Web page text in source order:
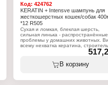
Код:424762
KERATIN + Intensve шампунь для
жесткошерстных кошек/собак
*12 R505
Сухая и ломкая, блеклая шерсть,
сильная линька - распространённые
проблемы у домашних животных.
всему нехватка кератина,
материала для волос. Вернуть
здоровье и поддержать красоту
помогут шампуни RolfClub Keratin+
Complex. Жидкий кератин в составе
В корзину